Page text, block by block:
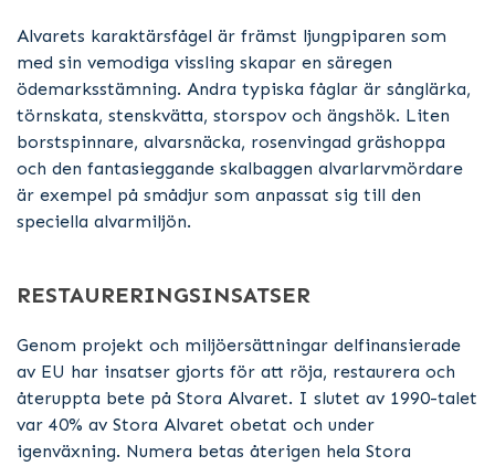
Alvarets karaktärsfågel är främst ljungpiparen som
med sin vemodiga vissling skapar en säregen
ödemarksstämning. Andra typiska fåglar är sånglärka,
törnskata, stenskvätta, storspov och ängshök. Liten
borstspinnare, alvarsnäcka, rosenvingad gräshoppa
och den fantasieggande skalbaggen alvarlarvmördare
är exempel på smådjur som anpassat sig till den
speciella alvarmiljön.
RESTAURERINGSINSATSER
Genom projekt och miljöersättningar delfinansierade
av EU har insatser gjorts för att röja, restaurera och
återuppta bete på Stora Alvaret. I slutet av 1990-talet
var 40% av Stora Alvaret obetat och under
igenväxning. Numera betas återigen hela Stora